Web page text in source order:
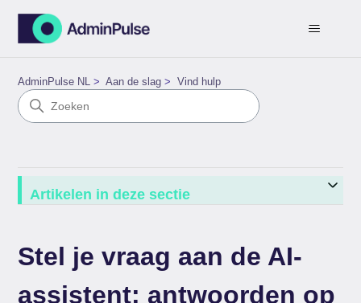
AdminPulse NL Aan de slag Vind hulp
Artikelen in deze sectie
Stel je vraag aan de AI-
assistent: antwoorden op